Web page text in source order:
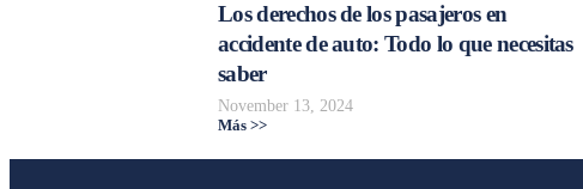
Los derechos de los pasajeros en
accidente de auto: Todo lo que necesitas
saber
November 13, 2024
Más >>